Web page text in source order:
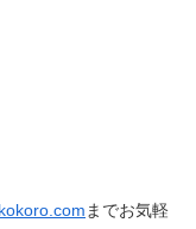
までお気軽